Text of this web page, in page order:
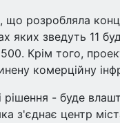
що розробляла
яких зведуть 11
500. Крім того,
комерційну
рішення - буде
з'єднає центр